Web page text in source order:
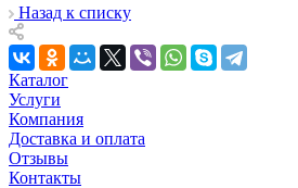
Назад к списку
Каталог
Услуги
Компания
Доставка и оплата
Отзывы
Контакты